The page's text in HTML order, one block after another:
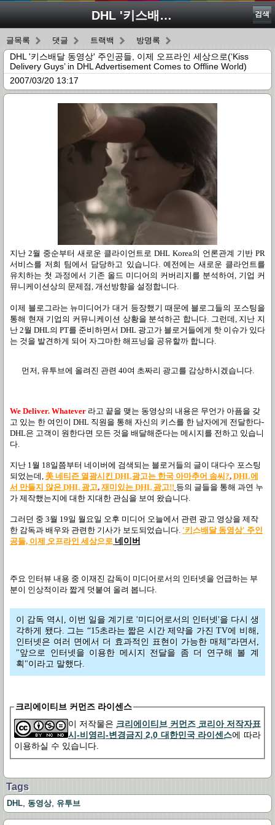
DHL '키스배달 동영상' 주인공들, 이제 오프라인 세상으로(‘Kiss Delivery Guys’ in DHL Advertisement Comes to Offline World) 검색
글목록 댓글 트랙백 방명록
DHL '키스배달 동영상' 주인공들, 이제 오프라인 세상으로(‘Kiss
Delivery Guys’ in DHL Advertisement Comes to Offline World)
2007/03/20 13:17
지난 2월 중순부터 새로운 클라이언트로 DHL Korea의 언론관계 기반 PR
서비스를 저희 팀에서 담당하고 있습니다. 예전에는 새로운 클라언트를
유치하는 첫 과정에서 기존 올드 미디어의 커버리지를 분석하여, 기업 커
뮤니케이션상의 문제점, 개선방향을 설정합니다.
이제 블로그라는 뉴미디어가 대거 등장했기 때문에 블로그들의 포스팅을
통해 현재 기업의 커뮤니케이션 상황을 분석하곤 합니다. 그런데, 지난 지
난 2월 DHL의 PT를 준비하면서 DHL 광고가 블로거들에게 핫 이슈가 있다
는 것을 발견하게 되어 자그마한 해프닝을 공유할까 합니다.
먼저, 유투브에 올려진 관련 40여 초짜리 광고를 감상하시겠습니다.
We Deliver. Whatever 라고 끝을 맺는 동영상의 내용은 무언가 아픔을 갖
고 있는 한 여인이 DHL 직원을 통해 자신의 키스를 한 남자에게 전달한다-
DHL은 고객이 원한다면 모든 것을 배달해준다는 메시지를 전하고 있습니
다.
지난 1월 18일쯤부터 네이버에 검색되는 블로거들의 글이 대다수 포스팅
되었는데, 美 네티즌 열광시킨 DHL광고는 한국 아마추어 솜씨?, DHL에
서 만들지 않은 DHL 광고, 재미있는 DHL 광고!! 등의 글들을 통해 과연 누
가 제작했는지에 대한 지대한 관심을 보여 왔습니다.
그러던 중 3월 19일 월요일 오후 미디어 오늘에서 관련 광고 영상을 제작
한 감독과 배우와 관련한 기사가 보도되었습니다. '키스배달 동영상' 주인
공들, 이제 오프라인 세상으로 네이버
주요 인터뷰 내용 중 이재진 감독이 미디어로서의 인터넷을 언급하는 부
분이 인상적이라 짧게 덧붙여 올려 봅니다.
이 감독 역시, 이번 일을 계기로 '미디어로서의 인터넷'을 다시 생
각하게 됐다. 그는 “15초라는 짧은 시간 제약을 가진 TV에 비해,
인터넷은 여러 면에서 더 효과적인 표현이 가능한 매체”라면서,
"앞으로 인터넷을 이용한 메시지 전달을 좀 더 연구해 볼 계
획"이라고 말했다.
크리에이티브 커먼즈 라이센스
이 저작물은 크리에이티브 커먼즈 코리아 저작자표
시-비영리-변경금지 2.0 대한민국 라이센스에 따라
이용하실 수 있습니다.
Tags
DHL, 동영상, 유투브